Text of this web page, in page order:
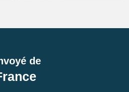
de